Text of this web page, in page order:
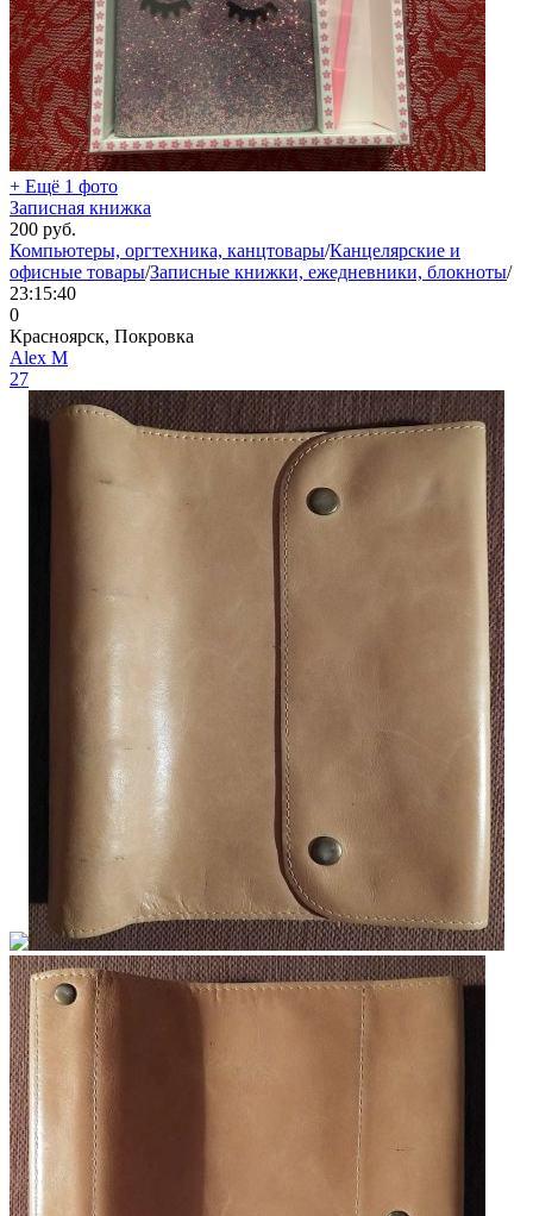
+ Ещё 1 фото
Записная книжка
200 руб.
Компьютеры, оргтехника, канцтовары/Канцелярские и
офисные товары/Записные книжки, ежедневники, блокноты/
23:15:40
0
Красноярск, Покровка
Aleх М
27